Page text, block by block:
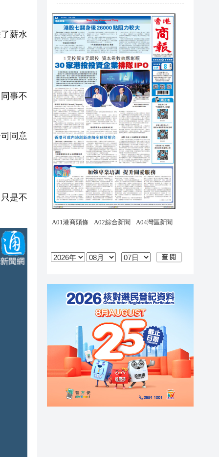
薪水
事不
同意
是不